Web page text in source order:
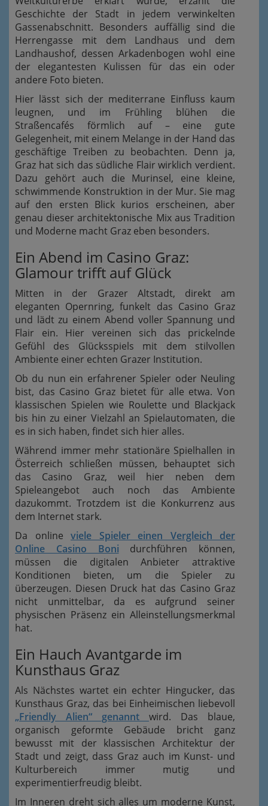
Geschichte der Stadt in jedem verwinkelten
Gassenabschnitt. Besonders auffällig sind die
Herrengasse mit dem Landhaus und dem
Landhaushof, dessen Arkadenbogen wohl eine
der elegantesten Kulissen für das ein oder
andere Foto bieten.
Hier lässt sich der mediterrane Einfluss kaum
leugnen, und im Frühling blühen die
Straßencafés förmlich auf – eine gute
Gelegenheit, mit einem Melange in der Hand das
geschäftige Treiben zu beobachten. Denn ja,
Graz hat sich das südliche Flair wirklich verdient.
Dazu gehört auch die Murinsel, eine kleine,
schwimmende Konstruktion in der Mur. Sie mag
auf den ersten Blick kurios erscheinen, aber
genau dieser architektonische Mix aus Tradition
und Moderne macht Graz eben besonders.
Ein Abend im Casino Graz:
Glamour trifft auf Glück
Mitten in der Grazer Altstadt, direkt am
eleganten Opernring, funkelt das Casino Graz
und lädt zu einem Abend voller Spannung und
Flair ein. Hier vereinen sich das prickelnde
Gefühl des Glücksspiels mit dem stilvollen
Ambiente einer echten Grazer Institution.
Ob du nun ein erfahrener Spieler oder Neuling
bist, das Casino Graz bietet für alle etwa. Von
klassischen Spielen wie Roulette und Blackjack
bis hin zu einer Vielzahl an Spielautomaten, die
es in sich haben, findet sich hier alles.
Während immer mehr stationäre Spielhallen in
Österreich schließen müssen, behauptet sich
das Casino Graz, weil hier neben dem
Spieleangebot auch noch das Ambiente
dazukommt. Trotzdem ist die Konkurrenz aus
dem Internet stark.
Da online viele Spieler einen Vergleich der
Online Casino Boni durchführen können,
müssen die digitalen Anbieter attraktive
Konditionen bieten, um die Spieler zu
überzeugen. Diesen Druck hat das Casino Graz
nicht unmittelbar, da es aufgrund seiner
physischen Präsenz ein Alleinstellungsmerkmal
hat.
Ein Hauch Avantgarde im
Kunsthaus Graz
Als Nächstes wartet ein echter Hingucker, das
Kunsthaus Graz, das bei Einheimischen liebevoll
„Friendly Alien“ genannt wird. Das blaue,
organisch geformte Gebäude bricht ganz
bewusst mit der klassischen Architektur der
Stadt und zeigt, dass Graz auch im Kunst- und
Kulturbereich immer mutig und
experimentierfreudig bleibt.
Im Inneren dreht sich alles um moderne Kunst,